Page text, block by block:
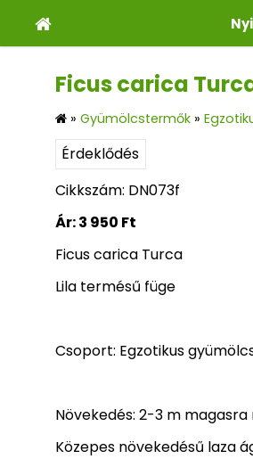
Ficus carica
» Gyümölcstermők »
Érdeklődés
Cikkszám: DN073f
Ár:3 950 Ft
Ficus carica Turca
Lila termésű füge
Csoport: Egzotikus
Növekedés: 2-3 m
Közepes növekedésű laza